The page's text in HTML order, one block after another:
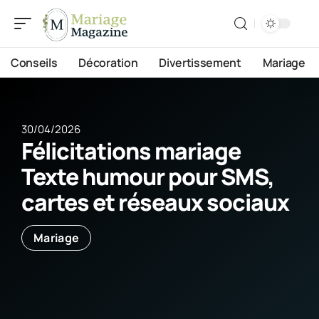
Conseils Décoration Divertissement Mariage
30/04/2026
Félicitations mariage
Texte humour pour SMS,
cartes et réseaux sociaux
Mariage